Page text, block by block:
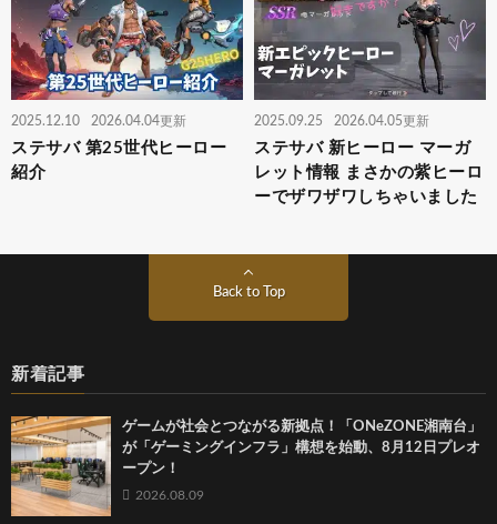
2025.12.10 2026.04.04更新
ステサバ 第25世代ヒーロー
紹介
2025.09.25 2026.04.05更新
ステサバ 新ヒーロー マーガ
レット情報 まさかの紫ヒーロ
ーでザワザワしちゃいました
Back to Top
新着記事
ゲームが社会とつながる新拠点！「ONeZONE湘南台」
が「ゲーミングインフラ」構想を始動、8月12日プレオ
ープン！
2026.08.09